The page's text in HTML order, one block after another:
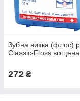
Зубна нитка (флос)
Classic-Floss
272 ₴